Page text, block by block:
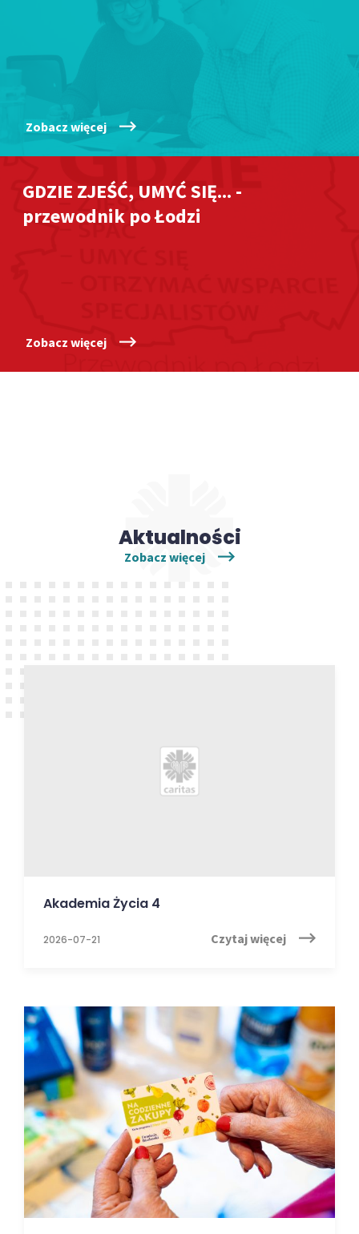
Zobacz więcej
GDZIE ZJEŚĆ, UMYĆ SIĘ... -
przewodnik po Łodzi
Zobacz więcej
Aktualności
Zobacz więcej
Akademia Życia 4
2026-07-21 Czytaj więcej